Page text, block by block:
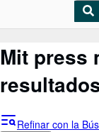
Consultar mis
Cerrar sesión
Búsqueda avanzada
Mit press
Refinar con la